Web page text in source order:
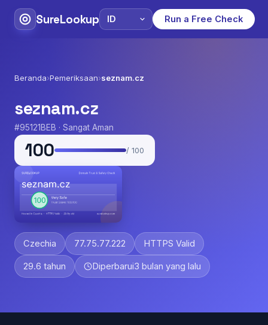
SureLookup Run a Free Check
Beranda›Pemeriksaan›seznam.cz
seznam.cz
#95121BEB · Sangat Aman
100 / 100
Czechia 77.75.77.222 HTTPS Valid
29.6 tahun Diperbarui3 bulan yang lalu